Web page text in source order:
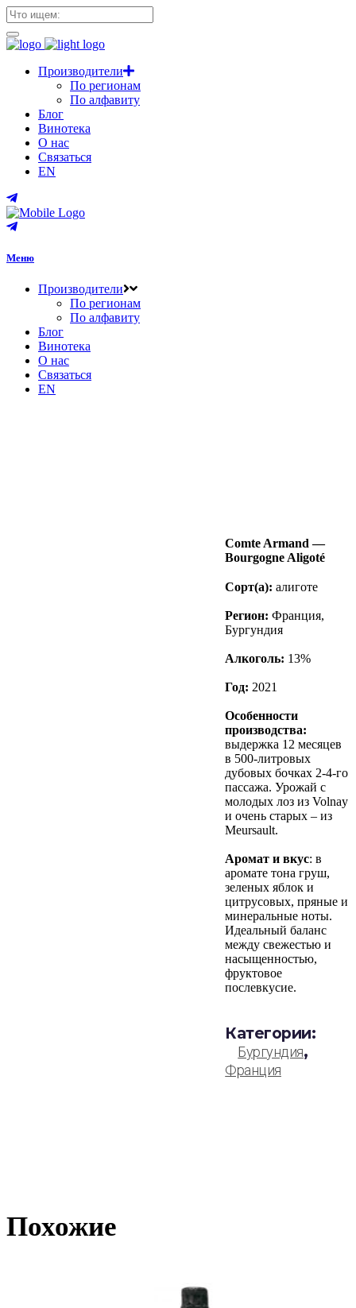
Производители
По регионам
По алфавиту
Блог
Винотека
О нас
Связаться
EN
Меню
Производители
По регионам
По алфавиту
Блог
Винотека
О нас
Связаться
EN
Comte Armand —
Bourgogne Aligoté
Сорт(а):алиготе
Регион: Франция,
Бургундия
Алкоголь: 13%
Год: 2021
Особенности
производства:
выдержка 12 месяцев
в 500-литровых
дубовых бочках 2-4-го
пассажа. Урожай с
молодых лоз из Volnay
и очень старых – из
Meursault.
Аромат и вкус: в
аромате тона груш,
зеленых яблок и
цитрусовых, пряные и
минеральные ноты.
Идеальный баланс
между свежестью и
насыщенностью,
фруктовое
послевкусие.
Категории:
Бургундия,
Франция
Похожие